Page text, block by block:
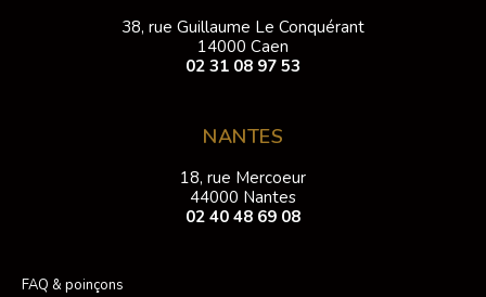
38, rue Guillaume Le Conquérant
14000 Caen
02 31 08 97 53
NANTES
18, rue Mercoeur
44000 Nantes
02 40 48 69 08
FAQ & poinçons